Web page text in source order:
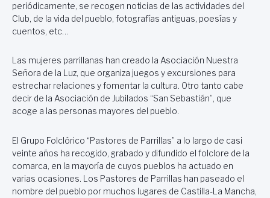
periódicamente, se recogen noticias de las actividades del
Club, de la vida del pueblo, fotografías antiguas, poesías y
cuentos, etc…
Las mujeres parrillanas han creado la Asociación Nuestra
Señora de la Luz, que organiza juegos y excursiones para
estrechar relaciones y fomentar la cultura. Otro tanto cabe
decir de la Asociación de Jubilados “San Sebastián”, que
acoge a las personas mayores del pueblo.
El Grupo Folclórico “Pastores de Parrillas” a lo largo de casi
veinte años ha recogido, grabado y difundido el folclore de la
comarca, en la mayoría de cuyos pueblos ha actuado en
varias ocasiones. Los Pastores de Parrillas han paseado el
nombre del pueblo por muchos lugares de Castilla-La Mancha,